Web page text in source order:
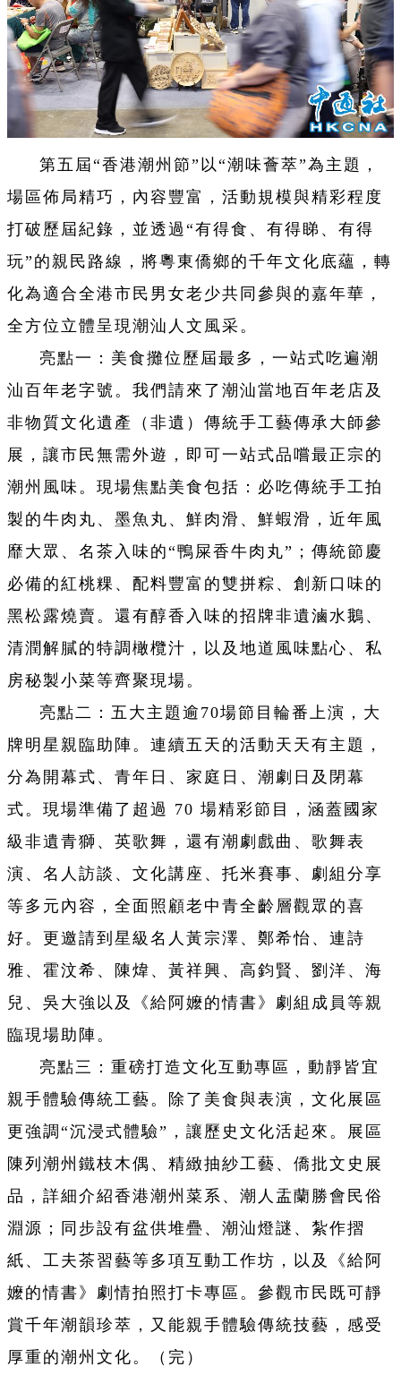
第五屆“香港潮州節”以“潮味薈萃”為主題，
場區佈局精巧，內容豐富，活動規模與精彩程度
打破歷屆紀錄，並透過“有得食、有得睇、有得
玩”的親民路線，將粵東僑鄉的千年文化底蘊，轉
化為適合全港市民男女老少共同參與的嘉年華，
全方位立體呈現潮汕人文風采。
亮點一：美食攤位歷屆最多，一站式吃遍潮
汕百年老字號。我們請來了潮汕當地百年老店及
非物質文化遺產（非遺）傳統手工藝傳承大師參
展，讓市民無需外遊，即可一站式品嚐最正宗的
潮州風味。現場焦點美食包括：必吃傳統手工拍
製的牛肉丸、墨魚丸、鮮肉滑、鮮蝦滑，近年風
靡大眾、名茶入味的“鴨屎香牛肉丸”；傳統節慶
必備的紅桃粿、配料豐富的雙拼粽、創新口味的
黑松露燒賣。還有醇香入味的招牌非遺滷水鵝、
清潤解膩的特調橄欖汁，以及地道風味點心、私
房秘製小菜等齊聚現場。
亮點二：五大主題逾70場節目輪番上演，大
牌明星親臨助陣。連續五天的活動天天有主題，
分為開幕式、青年日、家庭日、潮劇日及閉幕
式。現場準備了超過 70 場精彩節目，涵蓋國家
級非遺青獅、英歌舞，還有潮劇戲曲、歌舞表
演、名人訪談、文化講座、托米賽事、劇組分享
等多元內容，全面照顧老中青全齡層觀眾的喜
好。更邀請到星級名人黃宗澤、鄭希怡、連詩
雅、霍汶希、陳煒、黃祥興、高鈞賢、劉洋、海
兒、吳大強以及《給阿嬤的情書》劇組成員等親
臨現場助陣。
亮點三：重磅打造文化互動專區，動靜皆宜
親手體驗傳統工藝。除了美食與表演，文化展區
更強調“沉浸式體驗”，讓歷史文化活起來。展區
陳列潮州鐵枝木偶、精緻抽紗工藝、僑批文史展
品，詳細介紹香港潮州菜系、潮人盂蘭勝會民俗
淵源；同步設有盆供堆疊、潮汕燈謎、紮作摺
紙、工夫茶習藝等多項互動工作坊，以及《給阿
嬤的情書》劇情拍照打卡專區。參觀市民既可靜
賞千年潮韻珍萃，又能親手體驗傳統技藝，感受
厚重的潮州文化。（完）